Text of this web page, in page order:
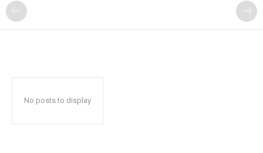
No posts to display